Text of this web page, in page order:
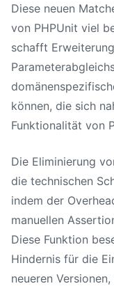
Diese neuen
von PHPUnit viel
schafft
können, die sich
Funktionalität von
Die Eliminierung
die technischen
indem der
manuellen
Diese Funktion
Hindernis für die
neueren